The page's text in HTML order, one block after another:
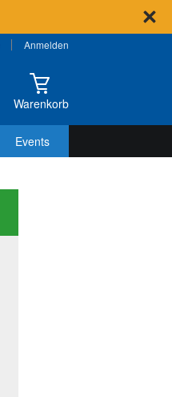
Anmelden
Warenkorb
Events